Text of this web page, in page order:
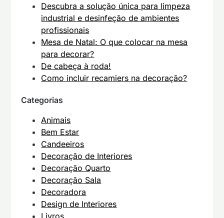
Descubra a solução única para limpeza
industrial e desinfeção de ambientes
profissionais
Mesa de Natal: O que colocar na mesa
para decorar?
De cabeça à roda!
Como incluir recamiers na decoração?
Categorias
Animais
Bem Estar
Candeeiros
Decoração de Interiores
Decoração Quarto
Decoração Sala
Decoradora
Design de Interiores
Livros